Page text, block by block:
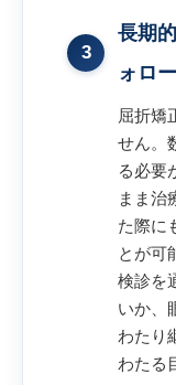
3
長期
ォロ
屈折矯
せん。
る必要
まま治
た際に
とが可
検診を
いか、
わたり
わたる